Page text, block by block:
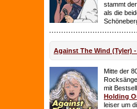
stammt
als die
Against The Wind (Tyler)
Mitte der
mit
Holding
leiser um